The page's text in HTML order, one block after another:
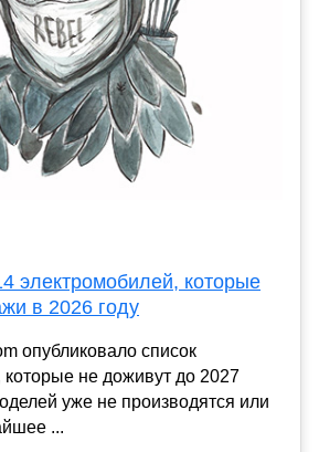
электромобилей, которые
в 2026 году
опубликовало список
которые не доживут до 2027
уже не производятся или
...